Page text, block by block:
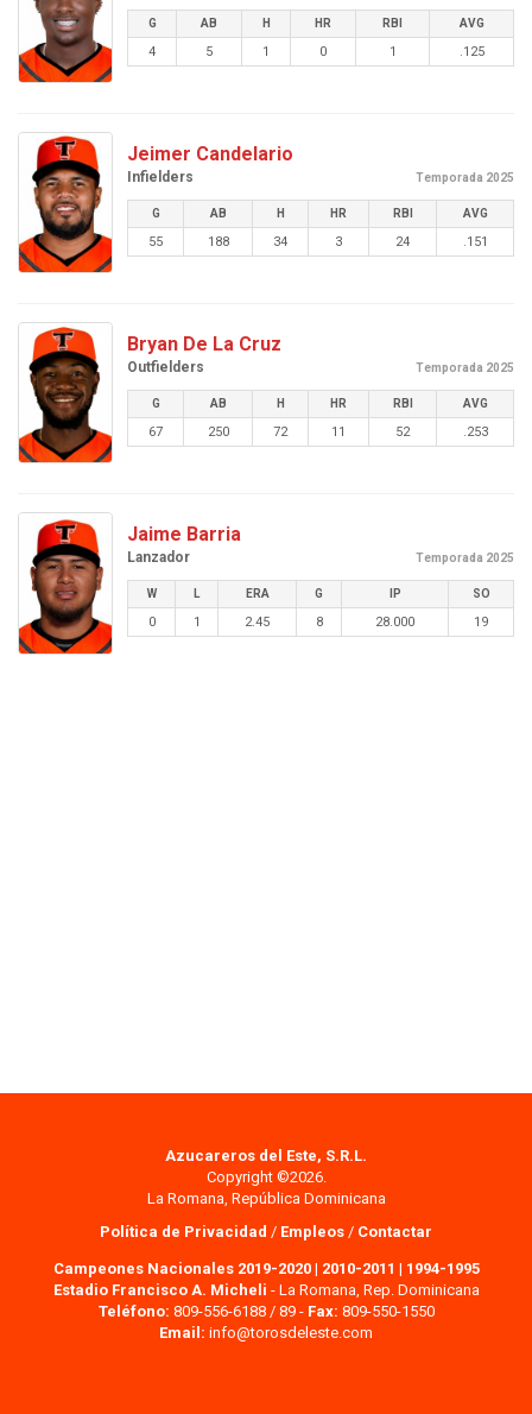
G AB H HR RBI AVG
4 5 1 0 1 .125
Jeimer Candelario
Infielders Temporada 2025
G AB H HR RBI AVG
55 188 34 3 24 .151
Bryan De La Cruz
Outfielders Temporada 2025
G AB H HR RBI AVG
67 250 72 11 52 .253
Jaime Barria
Lanzador Temporada 2025
W L ERA G IP SO
0 1 2.45 8 28.000 19
Azucareros del Este, S.R.L.
Copyright ©2026.
La Romana, República Dominicana
Política de Privacidad / Empleos / Contactar
Campeones Nacionales 2019-2020| 2010-2011 | 1994-1995
Estadio Francisco A. Micheli - La Romana, Rep. Dominicana
Teléfono: 809-556-6188 / 89 - Fax: 809-550-1550
Email: info@torosdeleste.com